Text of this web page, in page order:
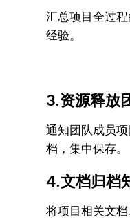
汇总项目全过
经验。
3.资源释放
通知团队成员
档，集中保存。
4.文档归档
将项目相关文